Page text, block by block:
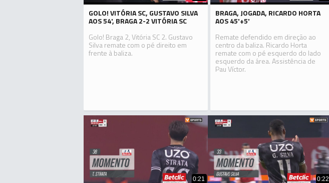
GOLO! VITÓRIA SC, GUSTAVO SILVA
AOS 54', BRAGA 2-2 VITÓRIA SC
Golo! Braga 2, Vitória SC 2. Gustavo
Silva remate com o pé direito em
frente à baliza.
BRAGA, JOGADA, RICARDO HORTA
AOS 45'+5'
Remate defendido em direção ao
centro da baliza. Ricardo Horta
remate com o pé esquerdo do lado
esquerdo da área. Assistência de
Pau Víctor.
0:21 0:22